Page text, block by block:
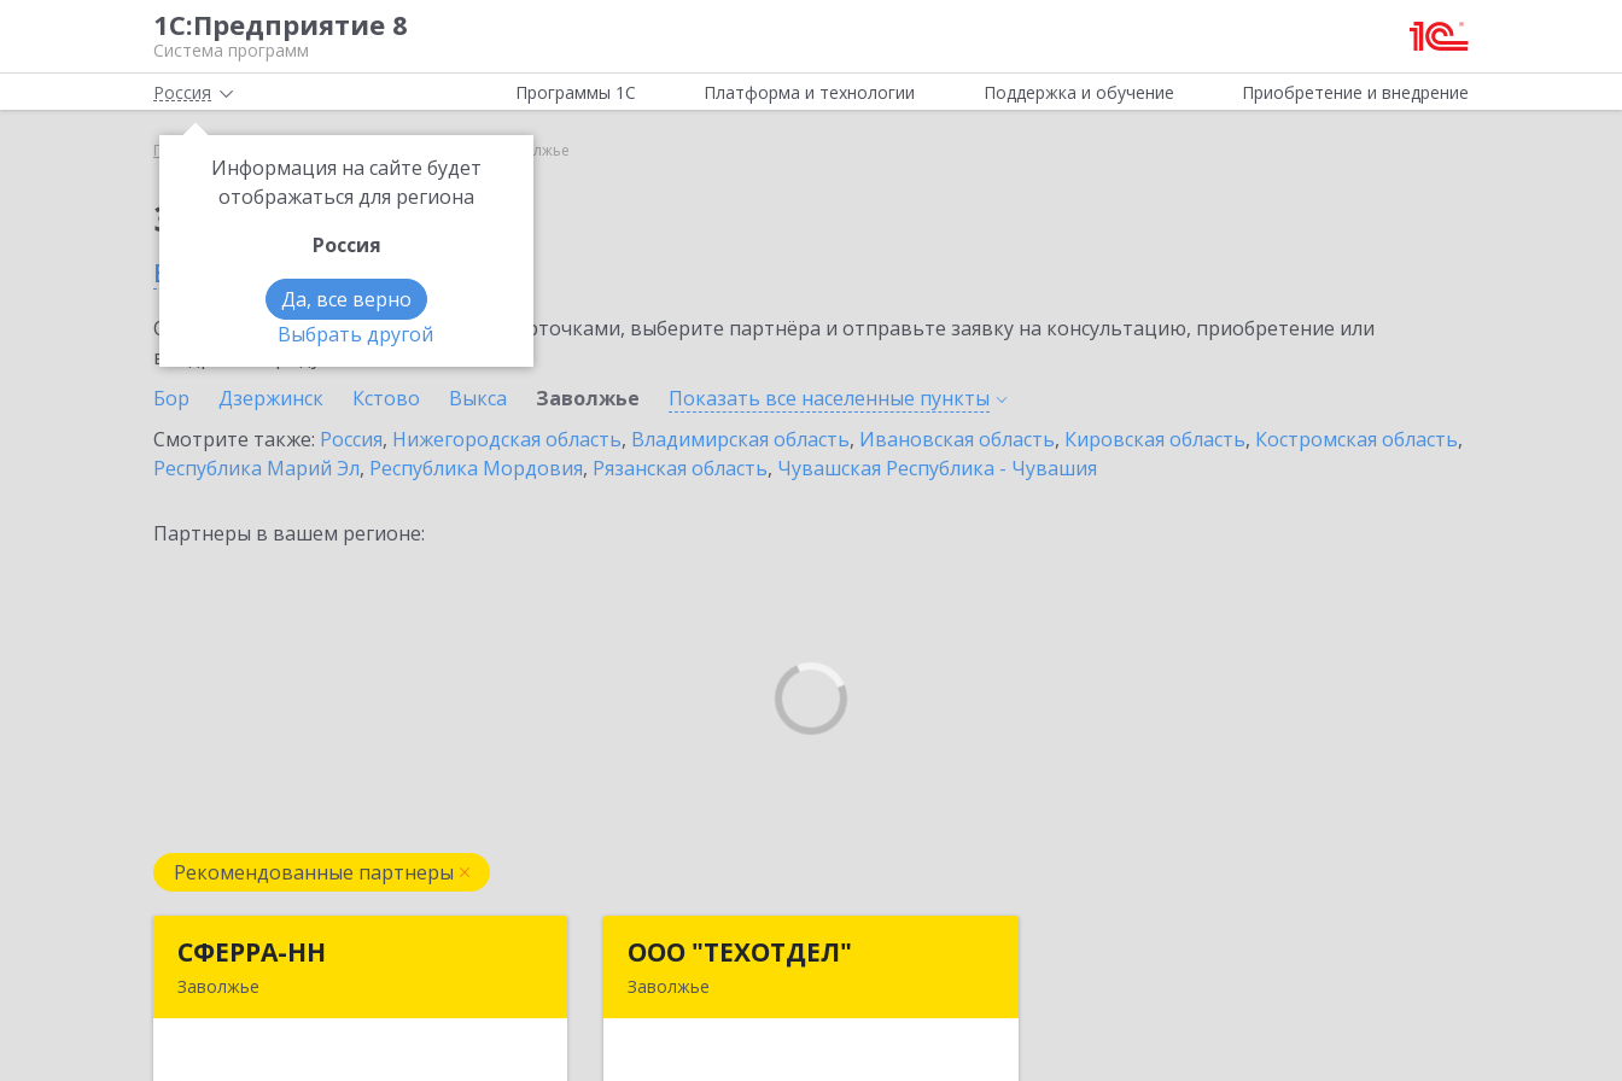
1С:Предприятие 8
Система программ
Россия
Информация на сайте будет
отображаться для региона
Россия
Да, все верно
Выбрать другой
Программы 1С Платформа и технологии Поддержка и обучение Приобретение и внедрение
Главная 1С-ЭТП в Заволжье
Заказать 1С-ЭТП
в Заволжье
Ознакомьтесь с информационными карточками, выберите партнёра и отправьте заявку на консультацию, приобретение или
внедрение продукта.
Бор
Дзержинск Кстово Выкса Заволжье Показать все населенные пункты
Смотрите также: Россия, Нижегородская область, Владимирская область, Ивановская область, Кировская область, Костромская область,
Республика Марий Эл, Республика Мордовия, Рязанская область, Чувашская Республика - Чувашия
Партнеры в вашем регионе:
Рекомендованные партнеры
СФЕРРА-НН
Заволжье
ООО "ТЕХОТДЕЛ"
Заволжье
ООО "ТЕХОТДЕЛ"